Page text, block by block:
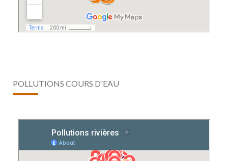
POLLUTIONS COURS D'EAU